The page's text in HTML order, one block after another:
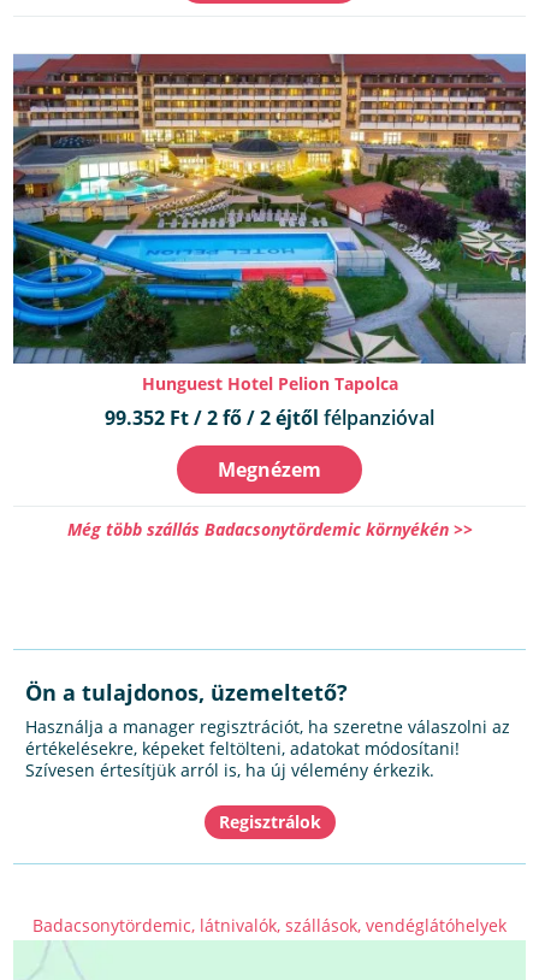
Hunguest Hotel Pelion Tapolca
99.352 Ft / 2 fő / 2 éjtől félpanzióval
Megnézem
Még több szállás Badacsonytördemic környékén >>
Ön a tulajdonos, üzemeltető?
Használja a manager regisztrációt, ha szeretne válaszolni az
értékelésekre, képeket feltölteni, adatokat módosítani!
Szívesen értesítjük arról is, ha új vélemény érkezik.
Badacsonytördemic, látnivalók, szállások, vendéglátóhelyek